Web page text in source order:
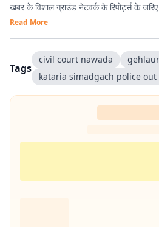
खबर के विशाल ग्राउंड नेटवर्क के रिपोर्ट्स के
Read More
Tags
civil court nawada gehlaur
kataria simadgach police out